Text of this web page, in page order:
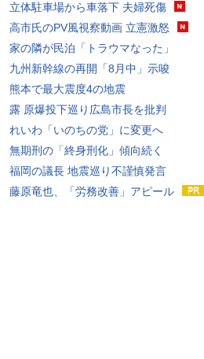
立体駐車場から車落下 夫婦死傷
高市氏のPV風視察動画 立憲激怒
家の隣が民泊「トラウマなった」
九州新幹線の再開「8月中」示唆
熊本で最大震度4の地震
露 原爆投下巡り広島市長を批判
れいわ「いのちの党」に変更へ
無期刑の「終身刑化」傾向続く
福岡の議長 地震巡り不謹慎発言
藤原竜也、「労務改善」アピール